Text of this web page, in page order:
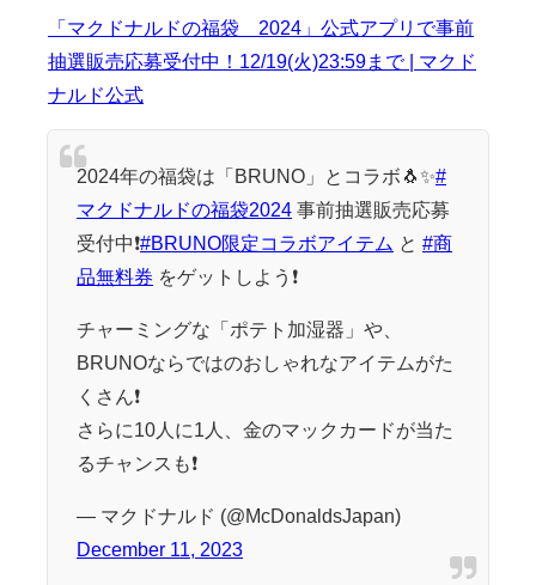
「マクドナルドの福袋®2024」公式アプリで事前
抽選販売応募受付中！12/19(火)23:59まで | マクド
ナルド公式
2024年の福袋は「BRUNO」とコラボ🐧✨#
マクドナルドの福袋2024 事前抽選販売応募
受付中❗#BRUNO限定コラボアイテム と #商
品無料券 をゲットしよう❗
チャーミングな「ポテト加湿器」や、
BRUNOならではのおしゃれなアイテムがた
くさん❗
さらに10人に1人、金のマックカードが当た
るチャンスも❗
— マクドナルド (@McDonaldsJapan)
December 11, 2023